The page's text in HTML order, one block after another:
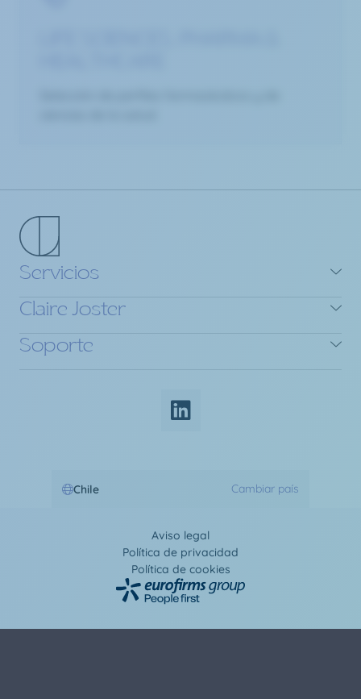
Servicios
Claire Joster
Soporte
Chile Cambiar país
Aviso legal
Política de privacidad
Política de cookies